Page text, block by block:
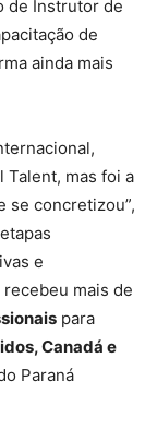
de Instrutor de
de
ainda mais
mas foi a
se concretizou”,
e
mais de
para
Canadá e
Paraná